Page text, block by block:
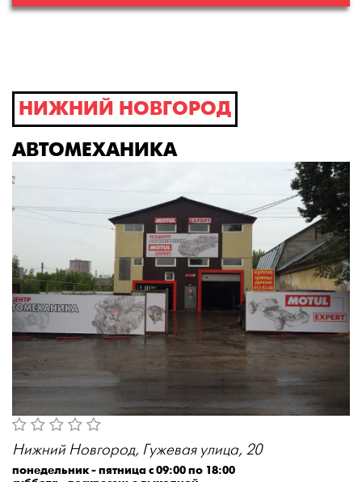
НИЖНИЙ НОВГОРОД
АВТОМЕХАНИКА
Нижний Новгород, Гужевая улица, 20
понедельник - пятница с 09:00 по 18:00